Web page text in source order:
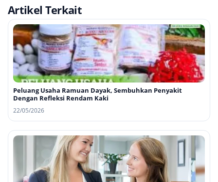
Artikel Terkait
Peluang Usaha Ramuan Dayak, Sembuhkan Penyakit
Dengan Refleksi Rendam Kaki
22/05/2026